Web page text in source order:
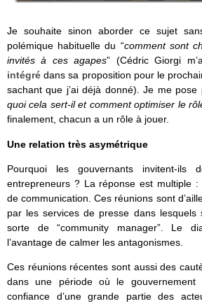
Je souhaite sinon aborder ce sujet
polémique habituelle du “comment sont
invités à ces agapes” (Cédric Giorgi
intégré dans sa proposition pour le
sachant que j’ai déjà donné). Je me
quoi cela sert-il et comment optimiser le
finalement, chacun a un rôle à jouer.
Une relation très asymétrique
Pourquoi les gouvernants invitent-ils
entrepreneurs ? La réponse est multiple
de communication. Ces réunions sont
par les services de presse dans lesquels
sorte de “community manager”. Le
l’avantage de calmer les antagonismes.
Ces réunions récentes sont aussi des
dans une période où le gouvernement
confiance d’une grande partie des